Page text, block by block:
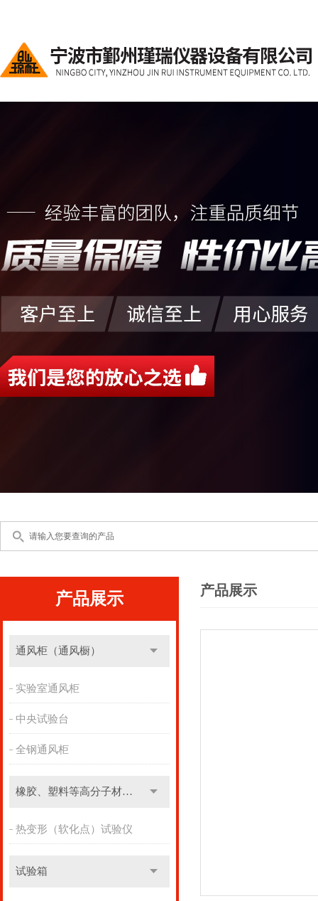
产品展示
通风柜（通风橱）
实验室通风柜
中央试验台
全钢通风柜
橡胶、塑料等高分子材料实验设备
热变形（软化点）试验仪
试验箱
产品展示